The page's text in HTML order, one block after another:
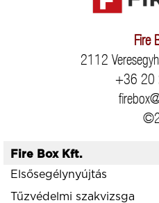
Fire
2112
+36 20
Fire Box Kft.
Elsősegélynyújtás
Tűzvédelmi szakvizsga